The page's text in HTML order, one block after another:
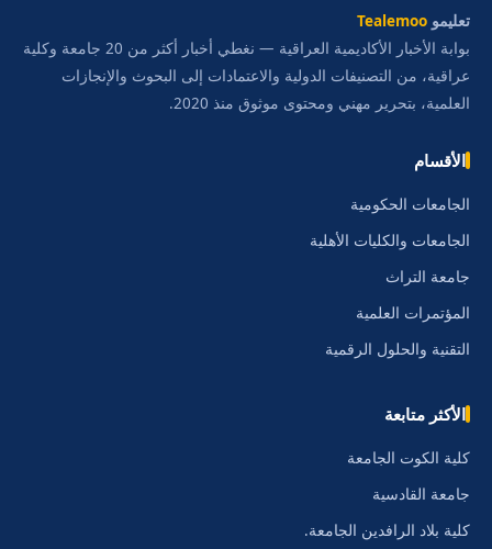
تعليمو Tealemoo
بوابة الأخبار الأكاديمية العراقية — نغطي أخبار أكثر من 20 جامعة وكلية
عراقية، من التصنيفات الدولية والاعتمادات إلى البحوث والإنجازات
العلمية، بتحرير مهني ومحتوى موثوق منذ 2020.
الأقسام
الجامعات الحكومية
الجامعات والكليات الأهلية
جامعة التراث
المؤتمرات العلمية
التقنية والحلول الرقمية
الأكثر متابعة
كلية الكوت الجامعة
جامعة القادسية
كلية بلاد الرافدين الجامعة.